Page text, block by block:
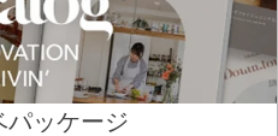
パッケージ